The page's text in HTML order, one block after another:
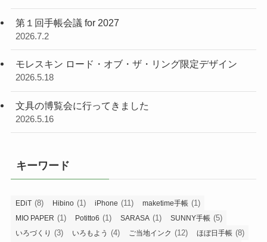
第１回手帳会議 for 2027
2026.7.2
モレスキン ロード・オブ・ザ・リング限定デザイン
2026.5.18
文具の博覧会に行ってきました
2026.5.16
キーワード
EDiT (8) Hibino (1) iPhone (11) maketime手帳 (1)
MIO PAPER (1) Potitto6 (1) SARASA (1) SUNNY手帳 (5)
いろづくり (3) いろもよう (4) ご当地インク (12) ほぼ日手帳 (8)